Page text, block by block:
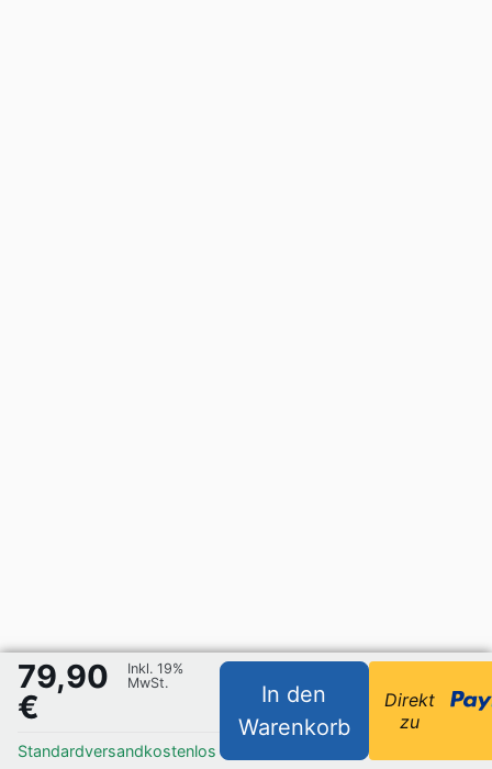
79,90
€
Inkl. 19%
MwSt.
Standardversandkostenlos
In den
Warenkorb
Direkt
zu